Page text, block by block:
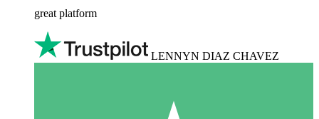
great platform
LENNYN DIAZ CHAVEZ